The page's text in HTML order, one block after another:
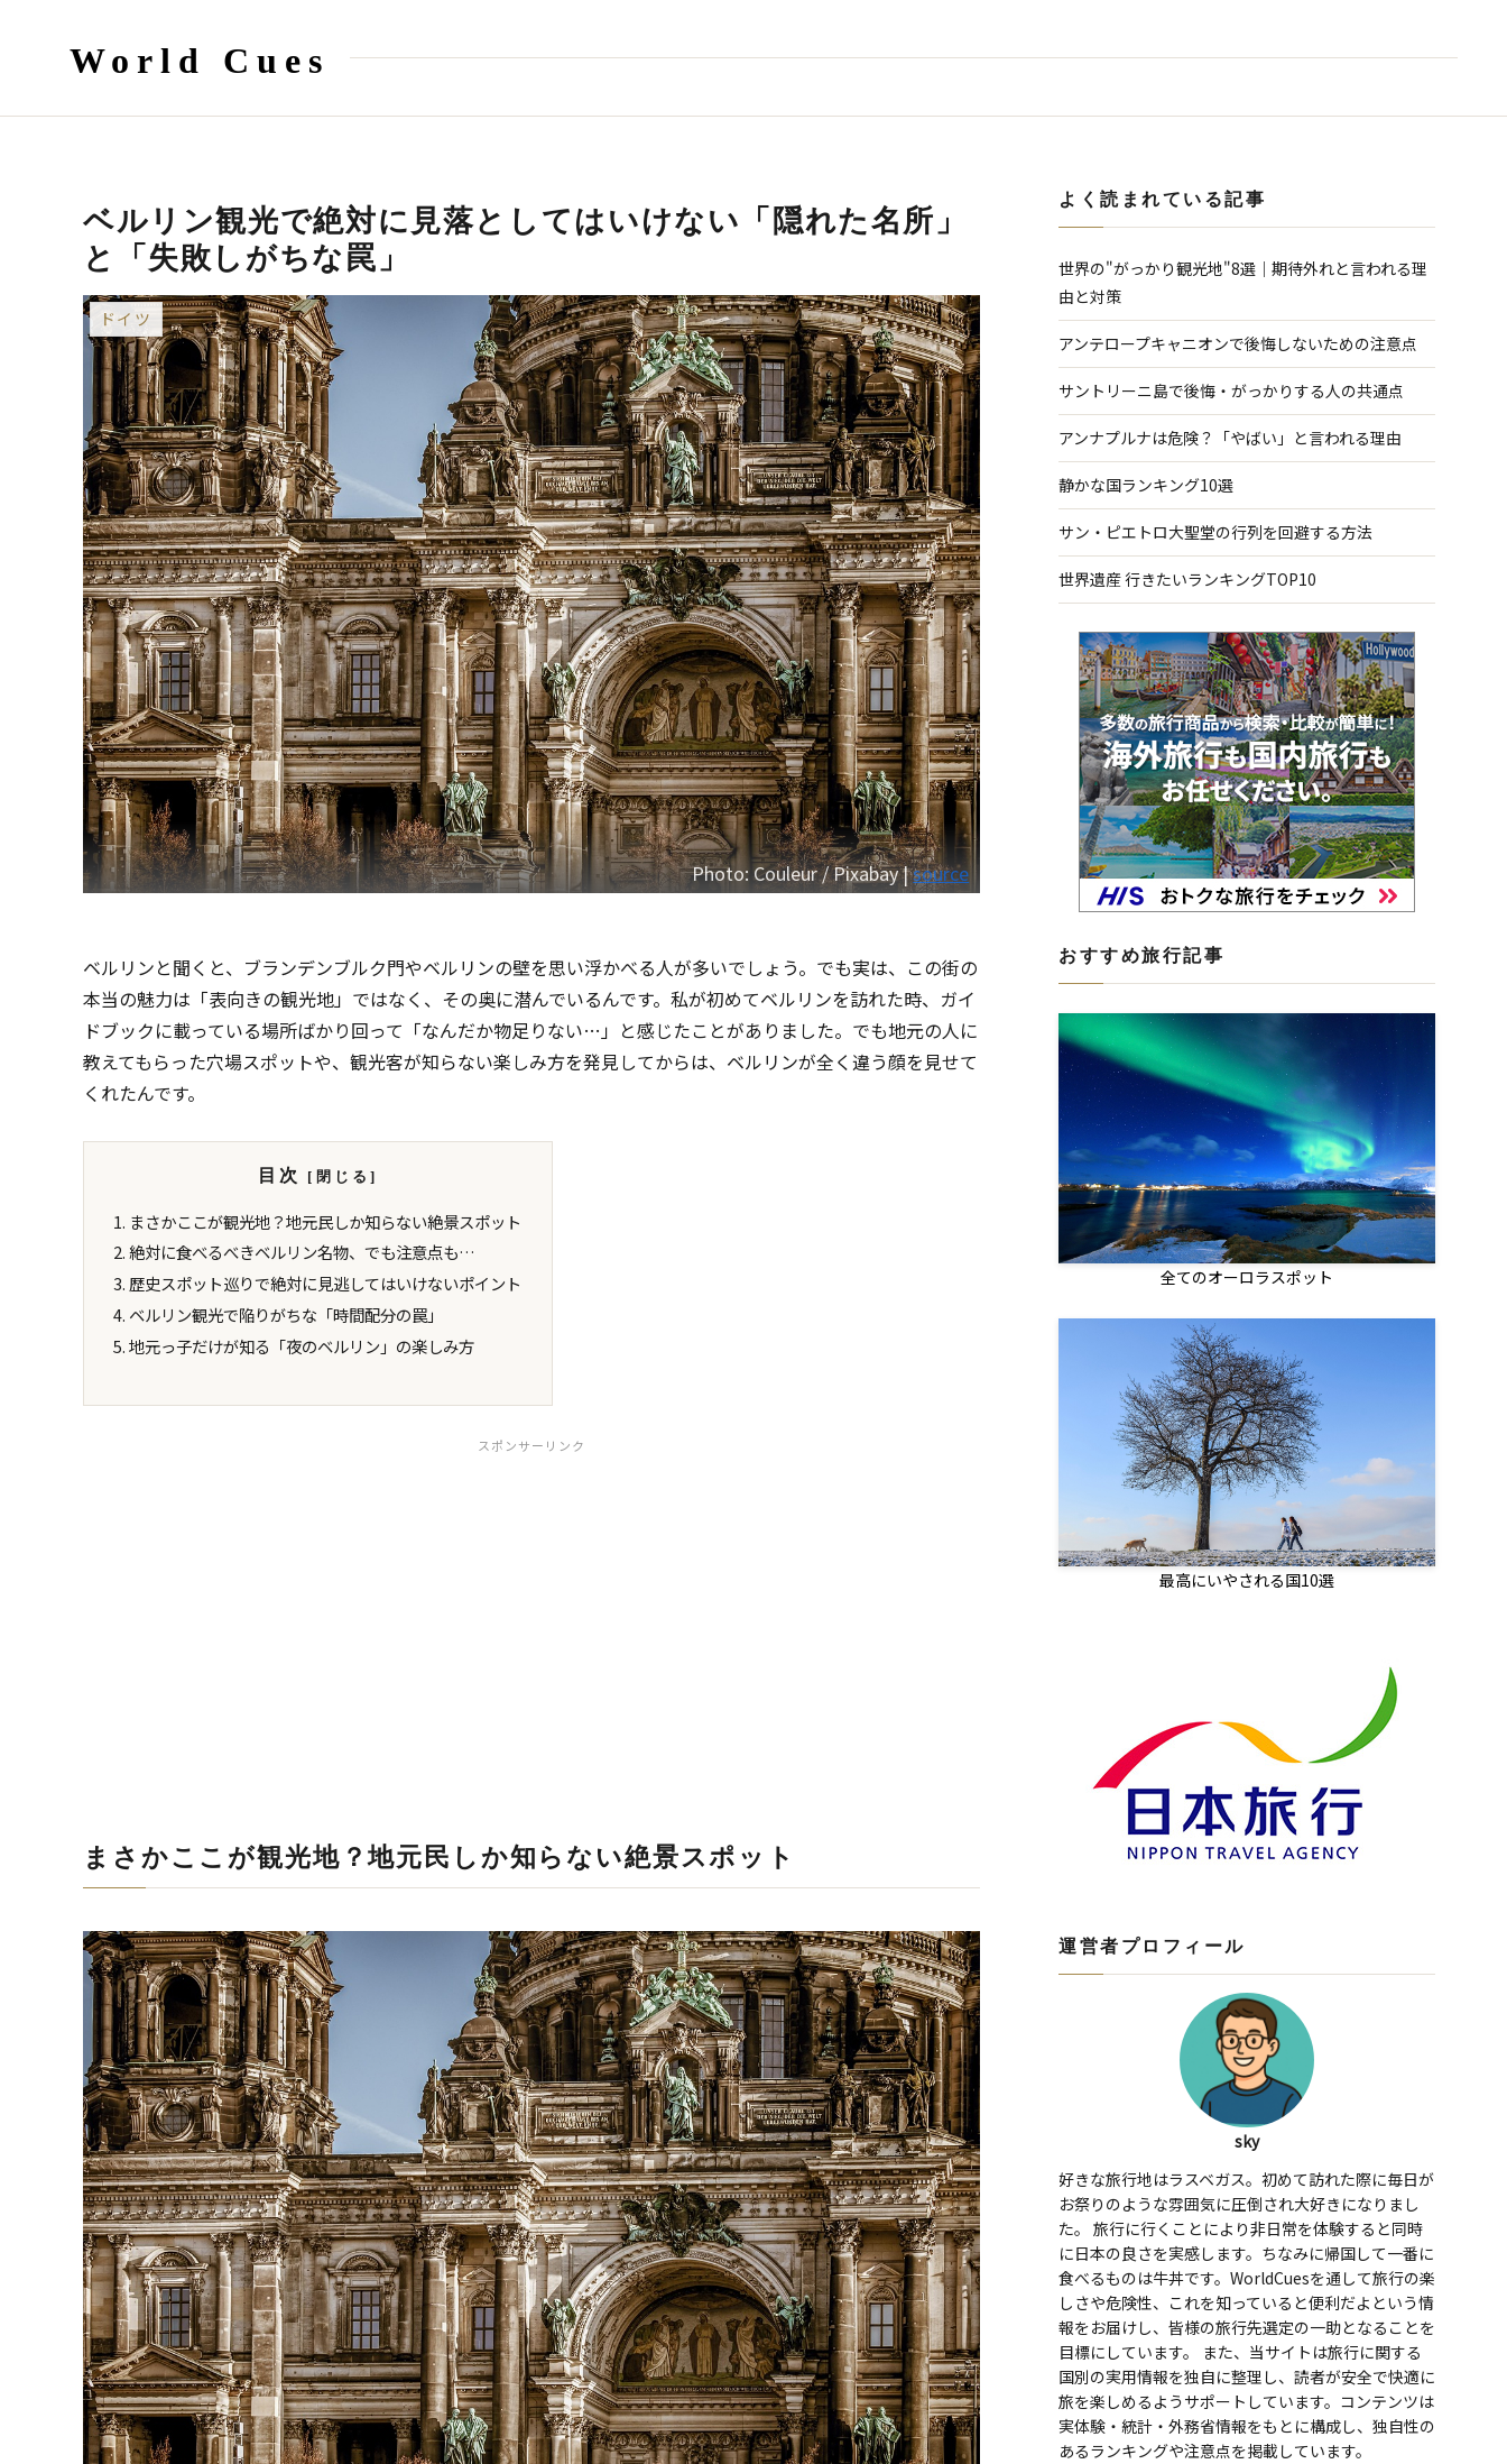
World Cues
ベルリン観光で絶対に見落としてはいけない「隠れた名所」
と「失敗しがちな罠」
ドイツ
Photo: Couleur / Pixabay |source
ベルリンと聞くと、ブランデンブルク門やベルリンの壁を思い浮かべる人が多いでしょう。でも実は、この街の
本当の魅力は「表向きの観光地」ではなく、その奥に潜んでいるんです。私が初めてベルリンを訪れた時、ガイ
ドブックに載っている場所ばかり回って「なんだか物足りない…」と感じたことがありました。でも地元の人に
教えてもらった穴場スポットや、観光客が知らない楽しみ方を発見してからは、ベルリンが全く違う顔を見せて
くれたんです。
目次
まさかここが観光地？地元民しか知らない絶景スポット
絶対に食べるべきベルリン名物、でも注意点も…
歴史スポット巡りで絶対に見逃してはいけないポイント
ベルリン観光で陥りがちな「時間配分の罠」
地元っ子だけが知る「夜のベルリン」の楽しみ方
スポンサーリンク
まさかここが観光地？地元民しか知らない絶景スポット
よく読まれている記事
世界の"がっかり観光地"8選｜期待外れと言われる理
由と対策
アンテロープキャニオンで後悔しないための注意点
サントリーニ島で後悔・がっかりする人の共通点
アンナプルナは危険？「やばい」と言われる理由
静かな国ランキング10選
サン・ピエトロ大聖堂の行列を回避する方法
世界遺産 行きたいランキングTOP10
おすすめ旅行記事
全てのオーロラスポット
最高にいやされる国10選
運営者プロフィール
sky
好きな旅行地はラスベガス。初めて訪れた際に毎日が
お祭りのような雰囲気に圧倒され大好きになりまし
た。 旅行に行くことにより非日常を体験すると同時
に日本の良さを実感します。ちなみに帰国して一番に
食べるものは牛丼です。WorldCuesを通して旅行の楽
しさや危険性、これを知っていると便利だよという情
報をお届けし、皆様の旅行先選定の一助となることを
目標にしています。 また、当サイトは旅行に関する
国別の実用情報を独自に整理し、読者が安全で快適に
旅を楽しめるようサポートしています。コンテンツは
実体験・統計・外務省情報をもとに構成し、独自性の
あるランキングや注意点を掲載しています。